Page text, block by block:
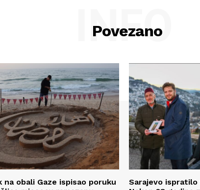
Povezano
INFO
na obali Gaze ispisao poruku
Sarajevo ispratilo